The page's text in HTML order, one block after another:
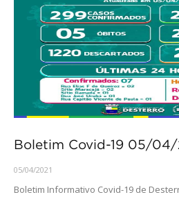
Boletim Covid-19 05/04/
05/04/2021
Boletim Informativo Covid-19 de